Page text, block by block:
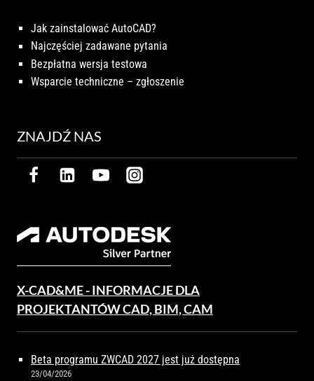
Jak zainstalować AutoCAD?
Najczęściej zadawane pytania
Bezpłatna wersja testowa
Wsparcie techniczne – zgłoszenie
ZNAJDŹ NAS
X-CAD&ME - INFORMACJE DLA
PROJEKTANTÓW CAD, BIM, CAM
Beta programu ZWCAD 2027 jest już dostępna
23/04/2026